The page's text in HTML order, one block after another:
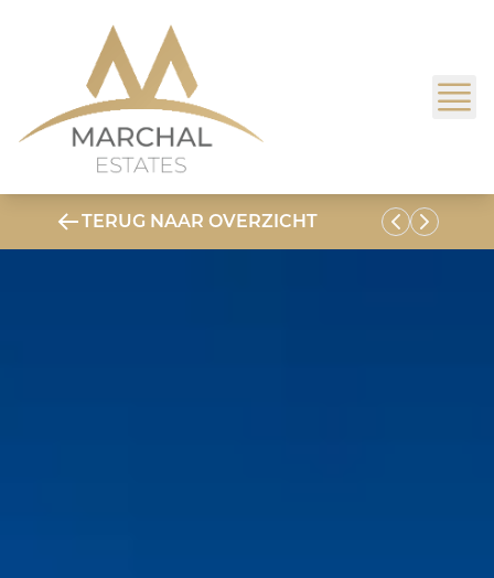
TERUG NAAR OVERZICHT